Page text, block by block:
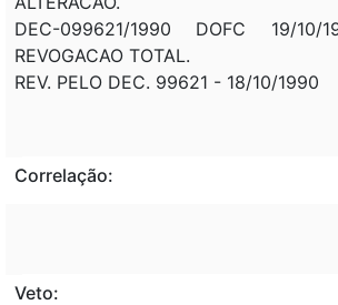
DEC-099621/1990 DOFC 19/
REVOGACAO TOTAL.
REV. PELO DEC. 99621 - 18/10/1990
Correlação:
Veto: